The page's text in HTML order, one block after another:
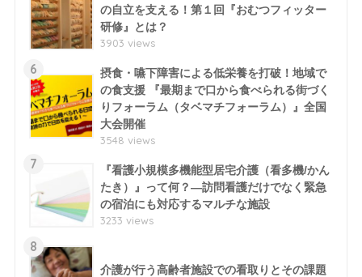
の自立を支える！第１回『おむつフィッター
研修』とは？
3903 views
6
摂食・嚥下障害による低栄養を打破！地域で
の食支援 『最期まで口から食べられる街づく
りフォーラム（タベマチフォーラム）』全国
大会開催
3548 views
7
『看護小規模多機能型居宅介護（看多機/かん
たき）』って何？―訪問看護だけでなく緊急
の宿泊にも対応するマルチな施設
3233 views
8
介護が行う高齢者施設での看取りとその課題